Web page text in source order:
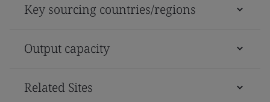
Key sourcing countries/regions
Output capacity
Related Sites